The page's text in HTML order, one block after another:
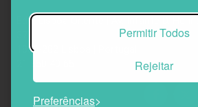
Permitir Todos
Rejeitar
Preferências
Edif. Lisboa Oriente | Av. Infante D.
1800-282 Lisboa | Portugal